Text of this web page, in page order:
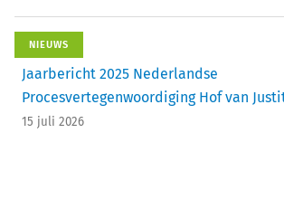
NIEUWS
Jaarbericht 2025 Nederlandse
Procesvertegenwoordiging Hof van
15 juli 2026